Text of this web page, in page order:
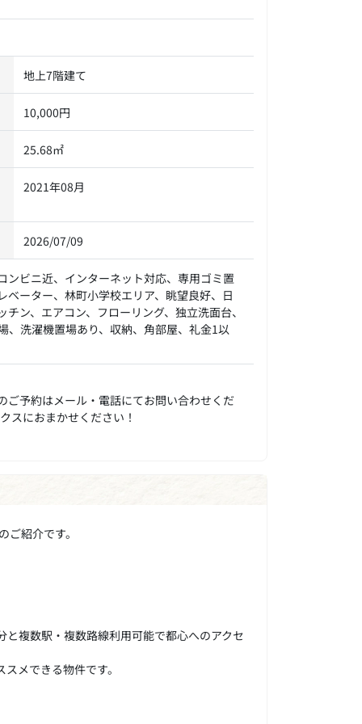
地上7階建て
10,000円
25.68㎡
2021年08月
2026/07/09
ンビニ近、インターネット対応、専用ゴミ置
ーター、林町小学校エリア、眺望良好、日
ン、エアコン、フローリング、独立洗面台、
洗濯機置場あり、収納、角部屋、礼金1以
予約はメール・電話にてお問い合わせくだ
スにおまかせください！
紹介です。
複数駅・複数路線利用可能で都心へのアクセ
メできる物件です。